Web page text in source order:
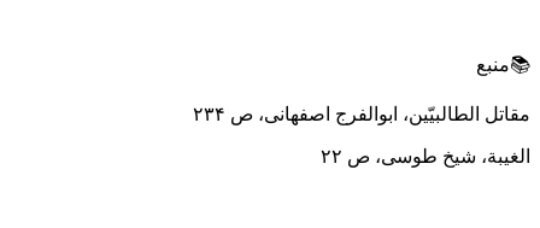
📚منبع
مقاتل الطالبیّین، ابوالفرج اصفهانی، ص ۲۳۴
الغیبة، شیخ طوسی، ص ۲۲